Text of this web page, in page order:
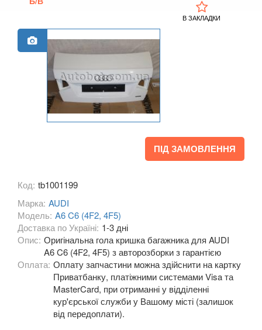
A3 IV (8Y)
A4 B6 (8E2, 8E5)
A4 B7 (8EC, 8ED)
A4 B8 (8K2, 8K5)
A5 I (8T0, 8F7)
A5 I Sportback (8TA)
A5 II (F5)
A5 II Sportback (F5A)
A6 C5 (4B)
A6 Allroad Quattro C5 (4BH)
ПІД ЗАМОВЛЕННЯ
В ЗАКЛАДКИ
Код: tb1001199
Марка: AUDI
Модель: A6 C6 (4F2, 4F5)
Доставка по Україні: 1-3 дні
Опис: Оригінальна гола кришка багажника для AUDI
A6 C6 (4F2, 4F5) з авторозборки з гарантією
Оплата: Оплату запчастини можна здійснити на картку
Приватбанку, платіжними системами Visa та
MasterCard, при отриманні у відділенні
кур'єрської служби у Вашому місті (залишок
від передоплати).